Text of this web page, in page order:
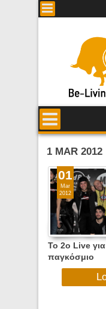
1 MAR 2012
To 2o Live
παγκόσμιο
μουσικό
διαγωνισμό
01
Mar
2012